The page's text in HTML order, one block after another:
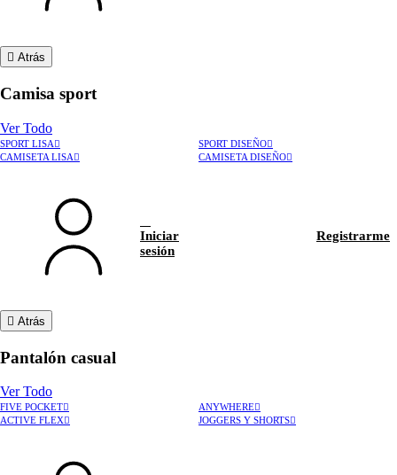
Atrás
Camisa sport
Ver Todo
SPORT LISA
SPORT DISEÑO
CAMISETA LISA
CAMISETA DISEÑO
Iniciar
sesión
Registrarme
Atrás
Pantalón casual
Ver Todo
FIVE POCKET
ANYWHERE
ACTIVE FLEX
JOGGERS Y SHORTS